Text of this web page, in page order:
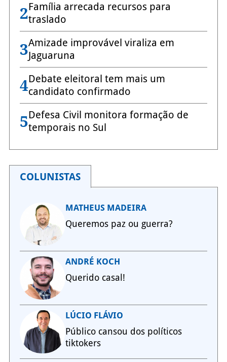
2Família arrecada recursos para
traslado
3Amizade improvável viraliza em
Jaguaruna
4Debate eleitoral tem mais um
candidato confirmado
5Defesa Civil monitora formação de
temporais no Sul
COLUNISTAS
MATHEUS MADEIRA
Queremos paz ou guerra?
ANDRÉ KOCH
Querido casal!
LÚCIO FLÁVIO
Público cansou dos políticos
tiktokers